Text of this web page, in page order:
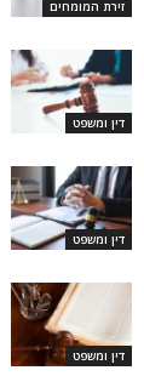
זירת המומחים
דין ומשפט
דין ומשפט
דין ומשפט